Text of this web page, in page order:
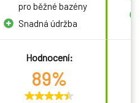
pro běžné bazény
Snadná údržba
Hodnocení:
89%